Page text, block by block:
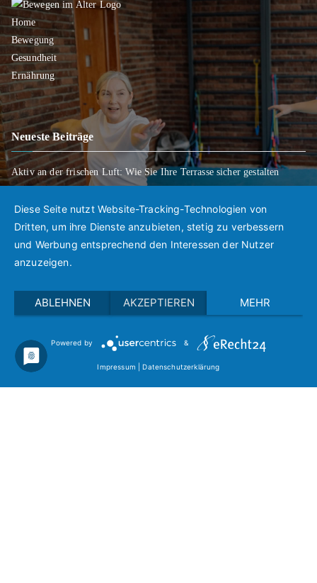
Home
Bewegung
Gesundheit
Ernährung
Neueste Beiträge
Aktiv an der frischen Luft: Wie Sie Ihre Terrasse sicher gestalten
klar regeln
Mobil bleiben trotz Rückschlägen: So gelingt der Weg zurück in den
Alltag
Copyright © 2021 Bewegen im Alter.
Impressum
Datenschutz
Diese Seite nutzt Website-Tracking-Technologien von
Dritten, um ihre Dienste anzubieten, stetig zu verbessern
und Werbung entsprechend den Interessen der Nutzer
anzuzeigen.
ABLEHNEN AKZEPTIEREN MEHR
Powered by &
Impressum Datenschutzerklärung